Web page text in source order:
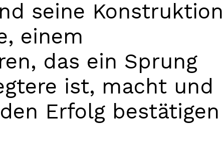
seine Konstruktion
einem
das ein Sprung
ist, macht und
Erfolg bestätigen